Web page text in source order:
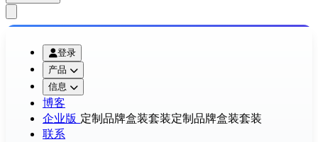
登录
产品
信息
博客
企业版 定制品牌盒装套装定制品牌盒装套装
联系